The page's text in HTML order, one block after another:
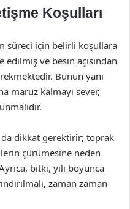
Koşulları
süreci için belirli koşullara
ve besin açısından
Bunun yanı
maruz kalmayı sever,
da dikkat gerektirir; toprak
çürümesine neden
bitki, yılı boyunca
zaman zaman